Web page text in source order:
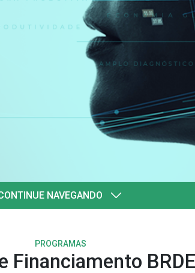
NAVEGANDO
PROGRAMAS
Financiamento BRDE